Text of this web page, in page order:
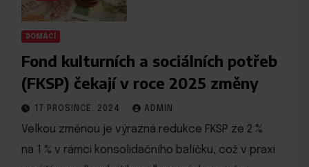
DOMÁCÍ
Fond kulturních a sociálních potřeb
(FKSP) čekají v roce 2025 změny
17 PROSINCE, 2024 ADMIN
Velkou změnou je výrazná redukce FKSP ze 2 %
na 1 % v rámci konsolidačního balíčku, což v praxi